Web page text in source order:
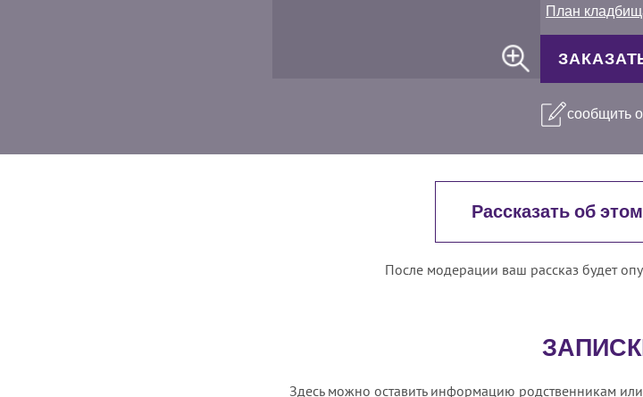
План
сообщить
Рассказать об
После модерации ваш рассказ будет
Здесь можно оставить информацию родственникам